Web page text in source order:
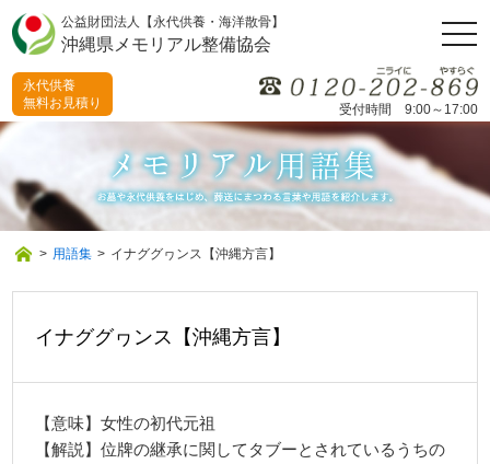
公益財団法人【永代供養・海洋散骨】
沖縄県メモリアル整備協会
受付時間 9:00～17:00
永代供養
無料お見積り
> 用語集 > イナググヮンス【沖縄方言】
イナググヮンス【沖縄方言】
【意味】女性の初代元祖
【解説】位牌の継承に関してタブーとされているうちの